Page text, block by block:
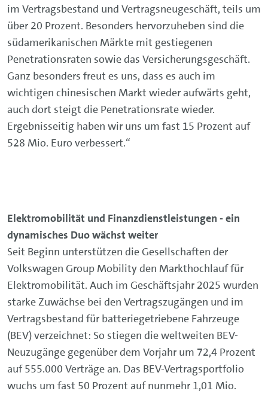
im Vertragsbestand und Vertragsneugeschäft, teils um
über 20 Prozent. Besonders hervorzuheben sind die
südamerikanischen Märkte mit gestiegenen
Penetrationsraten sowie das Versicherungsgeschäft.
Ganz besonders freut es uns, dass es auch im
wichtigen chinesischen Markt wieder aufwärts geht,
auch dort steigt die Penetrationsrate wieder.
Ergebnisseitig haben wir uns um fast 15 Prozent auf
528 Mio. Euro verbessert.“
Elektromobilität und Finanzdienstleistungen - ein
dynamisches Duo wächst weiter
Seit Beginn unterstützen die Gesellschaften der
Volkswagen Group Mobility den Markthochlauf für
Elektromobilität. Auch im Geschäftsjahr 2025 wurden
starke Zuwächse bei den Vertragszugängen und im
Vertragsbestand für batteriegetriebene Fahrzeuge
(BEV) verzeichnet: So stiegen die weltweiten BEV-
Neuzugänge gegenüber dem Vorjahr um 72,4 Prozent
auf 555.000 Verträge an. Das BEV-Vertragsportfolio
wuchs um fast 50 Prozent auf nunmehr 1,01 Mio.